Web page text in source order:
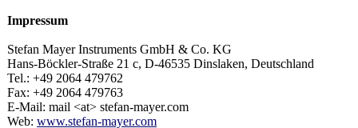
Impressum
Stefan Mayer Instruments GmbH & Co. KG
Hans-Böckler-Straße 21 c, D-46535 Dinslaken, Deutschland
Tel.: +49 2064 479762
Fax: +49 2064 479763
E-Mail: mail <at> stefan-mayer.com
Web: www.stefan-mayer.com